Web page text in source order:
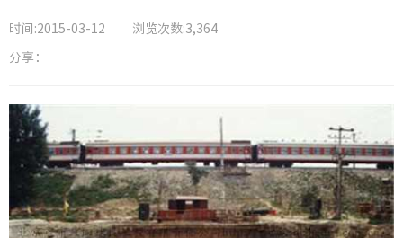
公司新
工程动
安全专
时间:2015-03-12 浏览次数:3,364
分享：